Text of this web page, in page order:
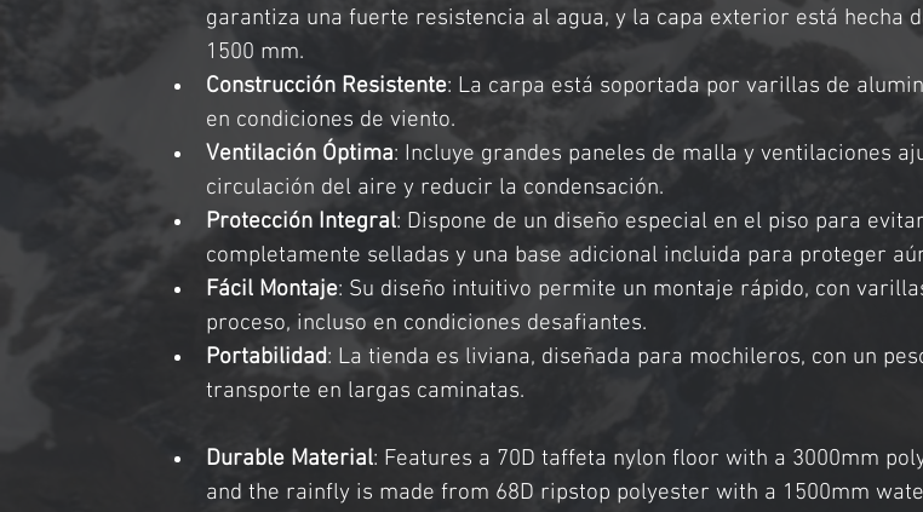
garantiza una fuerte resistencia al agua, y la capa exterior está hecha
1500 mm.
Construcción Resistente: La carpa está soportada por varillas de
en condiciones de viento.
Ventilación Óptima: Incluye grandes paneles de malla y ventilaciones
circulación del aire y reducir la condensación.
Protección Integral: Dispone de un diseño especial en el piso para
completamente selladas y una base adicional incluida para proteger
Fácil Montaje: Su diseño intuitivo permite un montaje rápido, con
proceso, incluso en condiciones desafiantes.
Portabilidad: La tienda es liviana, diseñada para mochileros, con un
transporte en largas caminatas.
Durable Material: Features a 70D taffeta nylon floor with a 3000mm
and the rainfly is made from 68D ripstop polyester with a 1500mm